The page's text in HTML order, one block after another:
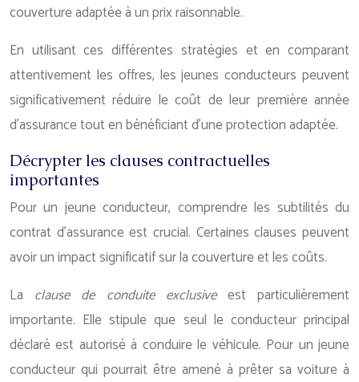
couverture adaptée à un prix raisonnable.
En utilisant ces différentes stratégies et en comparant
attentivement les offres, les jeunes conducteurs peuvent
significativement réduire le coût de leur première année
d’assurance tout en bénéficiant d’une protection adaptée.
Décrypter les clauses contractuelles
importantes
Pour un jeune conducteur, comprendre les subtilités du
contrat d’assurance est crucial. Certaines clauses peuvent
avoir un impact significatif sur la couverture et les coûts.
La clause de conduite exclusiveest particulièrement
importante. Elle stipule que seul le conducteur principal
déclaré est autorisé à conduire le véhicule. Pour un jeune
conducteur qui pourrait être amené à prêter sa voiture à